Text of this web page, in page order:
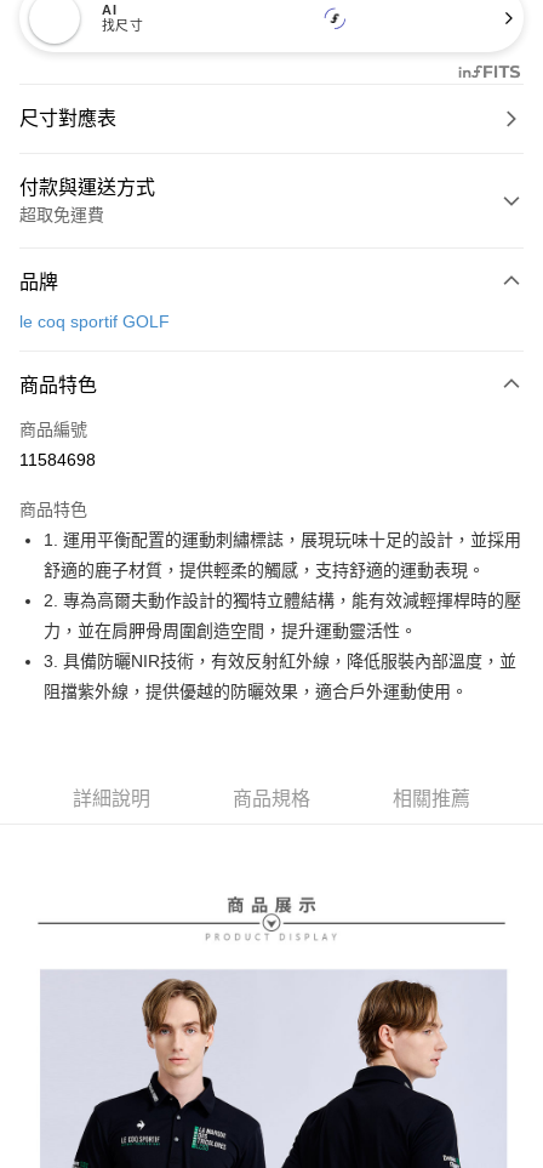
AI
找尺寸
尺寸對應表
付款與運送方式
超取免運費
信用卡一次付款
LINE Pay
Apple Pay
悠遊付
大哥付你分期
相關說明
【大哥付你分期使用說明】
1.本服務由台灣大哥大提供，台灣大哥大用戶可立即使用無須另外申請。
2.付款方式選擇「大哥付你分期」，訂單成立後會自動跳轉到大哥付的交易
流程，驗證手機門號後，選擇欲分期的期數、繳款截止日，確認付款後即完
法說明評估內容。
帳／街口支付／iPASS MONEY」等通路繳費。
1.本服務係由「台灣大哥大股份有限公司」（以下簡稱本公司）所提供，讓
用戶於交易時，得透過本服務購買商品或服務，並由商店將買賣／分期付款
買賣價金債權讓與本公司後，依約使用本公司帳單繳交帳款。
2.基於同意付款使用「大哥付你分期」之契約關係目的，商店將以您的個人
資料（包含姓名、電話或地址）提供予台灣大哥大進項蒐集、處理及利用，
由本公司與您本人進行分期帳單所需資料之確認、核對及更正。
3.完整用戶服務條款，請詳閱以下連結：
https://oppay.tw/userRule
AFTEE先享後付
相關說明
【關於「AFTEE先享後付」】
２．便利：只要手機號碼，簡訊認證，即可結帳。
３．安心：先確認商品／服務後，再付款。
結帳頁面，進行簡訊認證並確認金額後，即可完成結帳。
２．訂單成立數日內，您將收到繳費通知簡訊。
３．收到繳費通知簡訊後14天內，點擊此簡訊中的連結，可透過四大超商／
※ 請注意：結帳手續完成當下不需立刻繳費，但若您需要取消訂單，請聯絡
購買商品的店家。未經商家同意取消之訂單仍視為有效，需透過AFTEE先享
後付繳納相關費用。
※ 交易是否成功請以「AFTEE先享後付 」之結帳頁面顯示為準，若有關於
是否繳費成功／繳費後需取消欲退款等相關疑問，請聯繫「AFTEE先享後付
客戶支援中心」https://netprotections.freshdesk.com/support/home
【注意事項】
１．透過由恩沛科技股份有限公司提供之「AFTEE先享後付」服務完成之交
免運費
萊爾富取貨付款
付款後萊爾富取貨
7-11取貨付款
品牌
le coq sportif GOLF
商品特色
商品編號
11584698
商品特色
1. 運用平衡配置的運動刺繡標誌，展現玩味十足的設計，並採用
舒適的鹿子材質，提供輕柔的觸感，支持舒適的運動表現。
2. 專為高爾夫動作設計的獨特立體結構，能有效減輕揮桿時的壓
力，並在肩胛骨周圍創造空間，提升運動靈活性。
3. 具備防曬NIR技術，有效反射紅外線，降低服裝內部溫度，並
阻擋紫外線，提供優越的防曬效果，適合戶外運動使用。
詳細說明 商品規格 相關推薦